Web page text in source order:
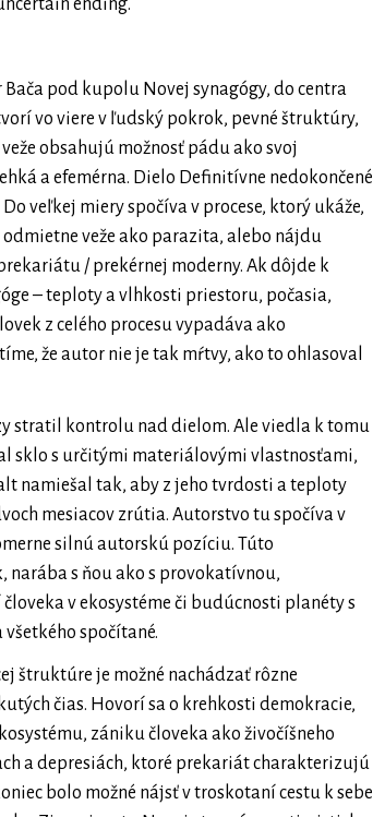
ending.
pod kupolu Novej synagógy, do centra
vo viere v ľudský pokrok, pevné štruktúry,
obsahujú možnosť pádu ako svoj
a efemérna. Dielo Definitívne nedokončené
veľkej miery spočíva v procese, ktorý ukáže,
veže ako parazita, alebo nájdu
/ prekérnej moderny. Ak dôjde k
– teploty a vlhkosti priestoru, počasia,
z celého procesu vypadáva ako
že autor nie je tak mŕtvy, ako to ohlasoval
stratil kontrolu nad dielom. Ale viedla k tomu
sklo s určitými materiálovými vlastnosťami,
namiešal tak, aby z jeho tvrdosti a teploty
mesiacov zrútia. Autorstvo tu spočíva v
silnú autorskú pozíciu. Túto
s ňou ako s provokatívnou,
v ekosystéme či budúcnosti planéty s
spočítané.
štruktúre je možné nachádzať rôzne
čias. Hovorí sa o krehkosti demokracie,
zániku človeka ako živočíšneho
a depresiách, ktoré prekariát charakterizujú
bolo možné nájsť v troskotaní cestu k sebe